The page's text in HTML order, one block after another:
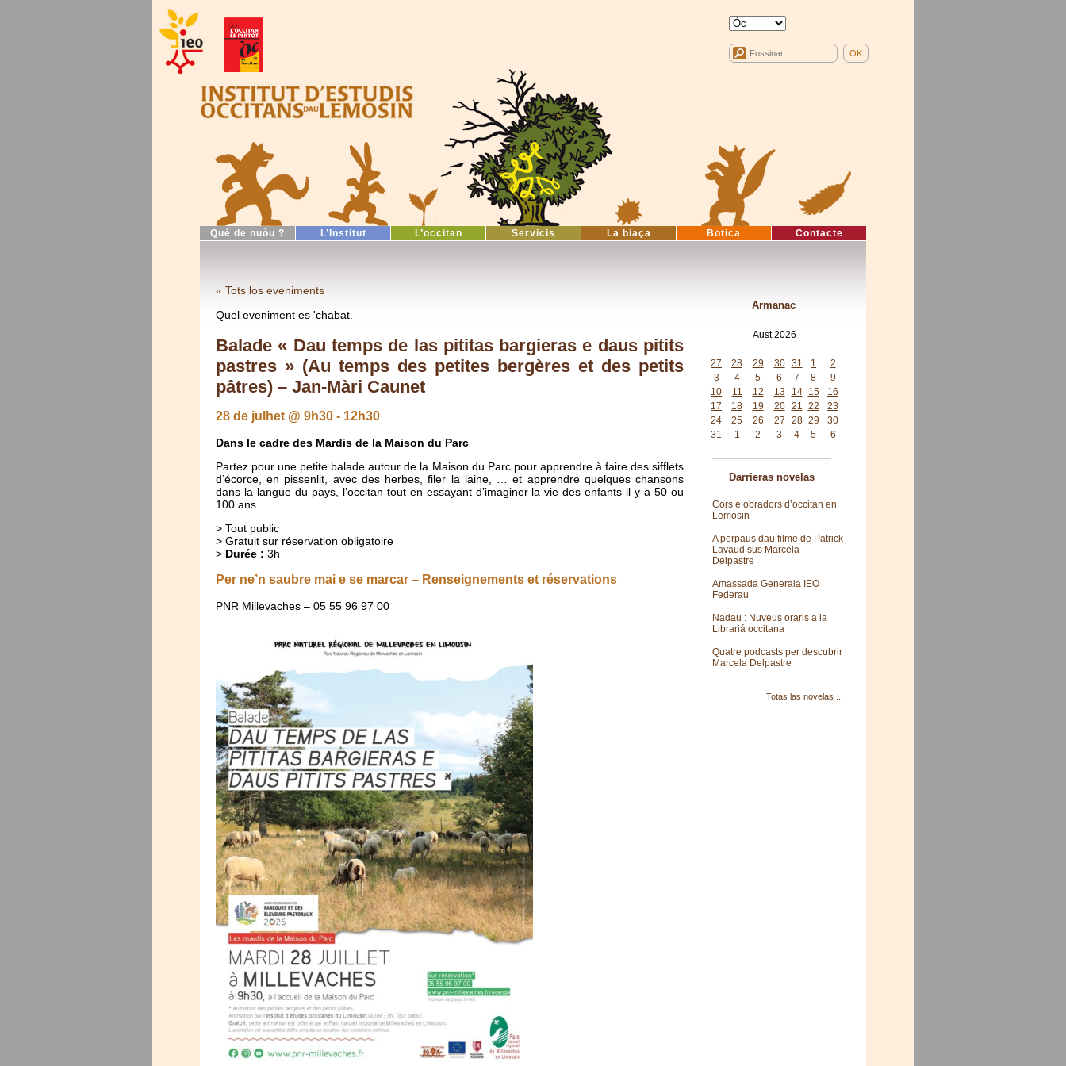
Qué de nuòu ? L’Institut L’occitan Servicis La biaça Botica Contacte
« Tots los eveniments
Quel eveniment es 'chabat.
Balade « Dau temps de las pititas bargieras e daus pitits
pastres » (Au temps des petites bergères et des petits
pâtres) – Jan-Màri Caunet
28 de julhet @ 9h30 - 12h30
Dans le cadre des Mardis de la Maison du Parc
Partez pour une petite balade autour de la Maison du Parc pour apprendre à faire des sifflets
d’écorce, en pissenlit, avec des herbes, filer la laine, … et apprendre quelques chansons
dans la langue du pays, l’occitan tout en essayant d’imaginer la vie des enfants il y a 50 ou
100 ans.
> Tout public
> Gratuit sur réservation obligatoire
> Durée : 3h
Per ne’n saubre mai e se marcar – Renseignements et réservations
PNR Millevaches – 05 55 96 97 00
Armanac
Aust 2026
27
28 29 30 31 1
2
3
4 5 6 7 8
9
10
11 12 13 14 15
16
17
18 19 20 21 22
23
24
25 26 27 28 29
30
31
1 2 3 4 5 6
Darrieras novelas
Cors e obradors d’occitan en
Lemosin
A perpaus dau filme de Patrick
Lavaud sus Marcela
Delpastre
Amassada Generala IEO
Federau
Nadau : Nuveus oraris a la
Librariá occitana
Quatre podcasts per descubrir
Marcela Delpastre
Totas las novelas ...